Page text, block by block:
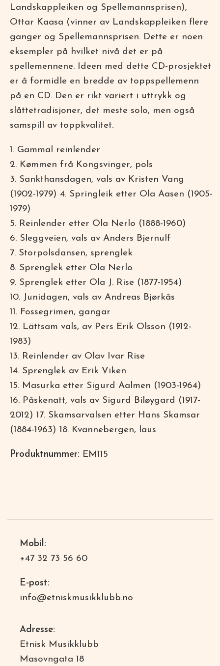
Landskappleiken og Spellemannsprisen),
Ottar Kaasa (vinner av Landskappleiken flere
ganger og Spellemannsprisen. Dette er noen
eksempler på hvilket nivå det er på
spellemennene. Ideen med dette CD-prosjektet
er å formidle en bredde av toppspellemenn
på en CD. Den er rikt variert i uttrykk og
slåttetradisjoner, det meste solo, men også
samspill av toppkvalitet.
1. Gammal reinlender
2. Kømmen frå Kongsvinger, pols
3. Sankthansdagen, vals av Kristen Vang
(1902-1979) 4. Springleik etter Ola Aasen (1905-
1979)
5. Reinlender etter Ola Nerlo (1888-1960)
6. Sleggveien, vals av Anders Bjernulf
7. Storpolsdansen, sprenglek
8. Sprenglek etter Ola Nerlo
9. Sprenglek etter Ola J. Rise (1877-1954)
10. Junidagen, vals av Andreas Bjørkås
11. Fossegrimen, gangar
12. Lättsam vals, av Pers Erik Olsson (1912-
1983)
13. Reinlender av Olav Ivar Rise
14. Sprenglek av Erik Viken
15. Masurka etter Sigurd Aalmen (1903-1964)
16. Påskenatt, vals av Sigurd Biløygard (1917-
2012) 17. Skamsarvalsen etter Hans Skamsar
(1884-1963) 18. Kvannebergen, laus
Produktnummer: EM115
Mobil:
+47 32 73 56 60
E-post:
info@etniskmusikklubb.no
Adresse:
Etnisk Musikklubb
Masovngata 18